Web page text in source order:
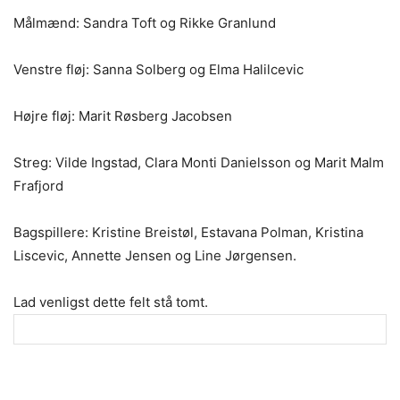
Målmænd: Sandra Toft og Rikke Granlund
Venstre fløj: Sanna Solberg og Elma Halilcevic
Højre fløj: Marit Røsberg Jacobsen
Streg: Vilde Ingstad, Clara Monti Danielsson og Marit Malm
Frafjord
Bagspillere: Kristine Breistøl, Estavana Polman, Kristina
Liscevic, Annette Jensen og Line Jørgensen.
Lad venligst dette felt stå tomt.